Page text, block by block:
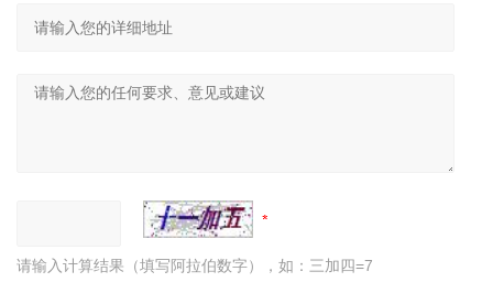
请输入计算结果（填写阿拉伯数字），如：三加四=7